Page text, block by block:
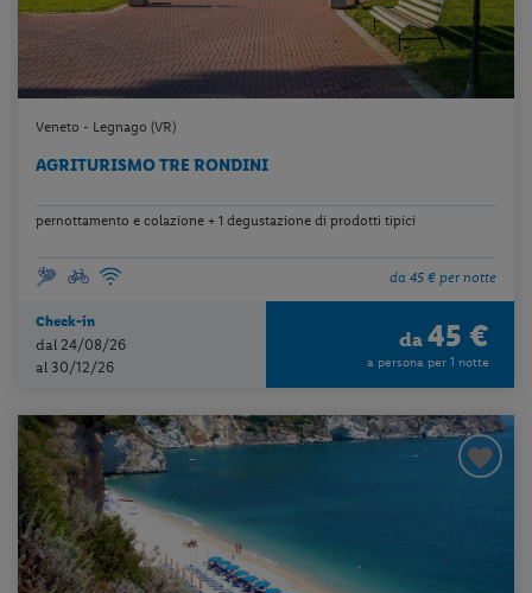
Veneto - Legnago (VR)
AGRITURISMO TRE RONDINI
pernottamento e colazione + 1 degustazione di prodotti tipici
da 45 € per notte
Check-in
dal 24/08/26
al 30/12/26
da 45 €
a persona per 1 notte